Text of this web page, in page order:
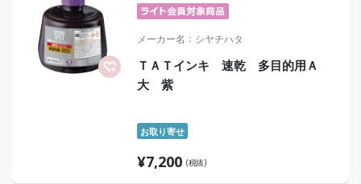
メーカー名 シヤチハタ
ＴＡＴインキ 速乾 多目的用Ａ
大 紫
お取り寄せ
¥7,200 (税抜)